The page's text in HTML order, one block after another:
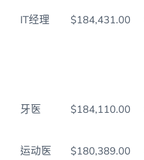
IT经理
$184,431.00
牙医
$184,110.00
运动医
$180,389.00